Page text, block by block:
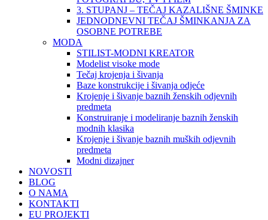
3. STUPANJ – TEČAJ KAZALIŠNE ŠMINKE
JEDNODNEVNI TEČAJ ŠMINKANJA ZA
OSOBNE POTREBE
MODA
STILIST-MODNI KREATOR
Modelist visoke mode
Tečaj krojenja i šivanja
Baze konstrukcije i šivanja odjeće
Krojenje i šivanje baznih ženskih odjevnih
predmeta
Konstruiranje i modeliranje baznih ženskih
modnih klasika
Krojenje i šivanje baznih muških odjevnih
predmeta
Modni dizajner
NOVOSTI
BLOG
O NAMA
KONTAKTI
EU PROJEKTI